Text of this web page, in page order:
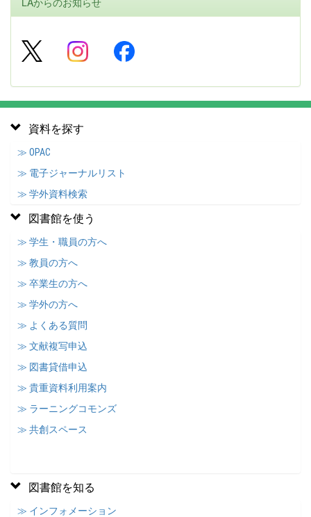
資料を探す
≫ OPAC
≫ 電子ジャーナルリスト
≫ 学外資料検索
図書館を使う
≫ 学生・職員の方へ
≫ 教員の方へ
≫ 卒業生の方へ
≫ 学外の方へ
≫ よくある質問
≫ 文献複写申込
≫ 図書貸借申込
≫ 貴重資料利用案内
≫ ラーニングコモンズ
≫ 共創スペース
図書館を知る
≫ インフォメーション